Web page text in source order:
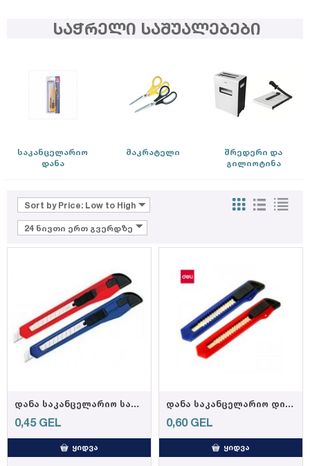
საჭრელი საშუალებები
საკანცელარიო
დანა
მაკრატელი
შრედერი და
გილიოტინა
Sort by Price: Low to High
24 ნივთი ერთ გვერდზე
დანა საკანცელარიო საშუალო FX-122/678279
0,45 GEL
ᲧᲘᲓᲕᲐ
დანა საკანცელარიო დიდი 8286/332861/XF80
0,60 GEL
ᲧᲘᲓᲕᲐ